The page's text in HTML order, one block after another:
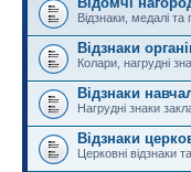
Відзнаки, медалі та
Відзнаки
Колари, нагрудні
Відзнаки
Нагрудні знаки
Відзнаки
Церковні відзнаки